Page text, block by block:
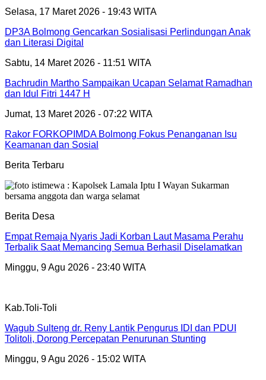
Selasa, 17 Maret 2026 - 19:43 WITA
DP3A Bolmong Gencarkan Sosialisasi Perlindungan Anak
dan Literasi Digital
Sabtu, 14 Maret 2026 - 11:51 WITA
Bachrudin Martho Sampaikan Ucapan Selamat Ramadhan
dan Idul Fitri 1447 H
Jumat, 13 Maret 2026 - 07:22 WITA
Rakor FORKOPIMDA Bolmong Fokus Penanganan Isu
Keamanan dan Sosial
Berita Terbaru
Berita Desa
Empat Remaja Nyaris Jadi Korban Laut Masama Perahu
Terbalik Saat Memancing Semua Berhasil Diselamatkan
Minggu, 9 Agu 2026 - 23:40 WITA
Kab.Toli-Toli
Wagub Sulteng dr. Reny Lantik Pengurus IDI dan PDUI
Tolitoli, Dorong Percepatan Penurunan Stunting
Minggu, 9 Agu 2026 - 15:02 WITA